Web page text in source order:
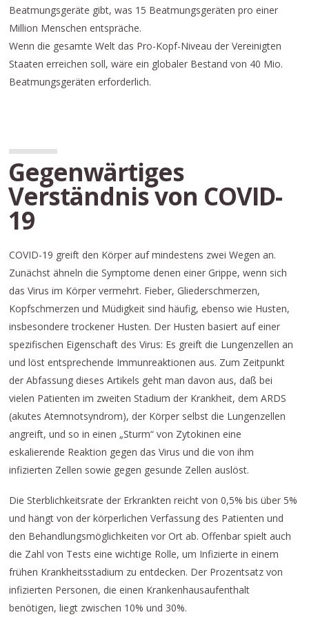
Beatmungsgeräte gibt, was 15 Beatmungsgeräten pro einer
Million Menschen entspräche.
Wenn die gesamte Welt das Pro-Kopf-Niveau der Vereinigten
Staaten erreichen soll, wäre ein globaler Bestand von 40 Mio.
Beatmungsgeräten erforderlich.
Gegenwärtiges
Verständnis von COVID-
19
COVID-19 greift den Körper auf mindestens zwei Wegen an.
Zunächst ähneln die Symptome denen einer Grippe, wenn sich
das Virus im Körper vermehrt. Fieber, Gliederschmerzen,
Kopfschmerzen und Müdigkeit sind häufig, ebenso wie Husten,
insbesondere trockener Husten. Der Husten basiert auf einer
spezifischen Eigenschaft des Virus: Es greift die Lungenzellen an
und löst entsprechende Immunreaktionen aus. Zum Zeitpunkt
der Abfassung dieses Artikels geht man davon aus, daß bei
vielen Patienten im zweiten Stadium der Krankheit, dem ARDS
(akutes Atemnotsyndrom), der Körper selbst die Lungenzellen
angreift, und so in einen „Sturm“ von Zytokinen eine
eskalierende Reaktion gegen das Virus und die von ihm
infizierten Zellen sowie gegen gesunde Zellen auslöst.
Die Sterblichkeitsrate der Erkrankten reicht von 0,5% bis über 5%
und hängt von der körperlichen Verfassung des Patienten und
den Behandlungsmöglichkeiten vor Ort ab. Offenbar spielt auch
die Zahl von Tests eine wichtige Rolle, um Infizierte in einem
frühen Krankheitsstadium zu entdecken. Der Prozentsatz von
infizierten Personen, die einen Krankenhausaufenthalt
benötigen, liegt zwischen 10% und 30%.